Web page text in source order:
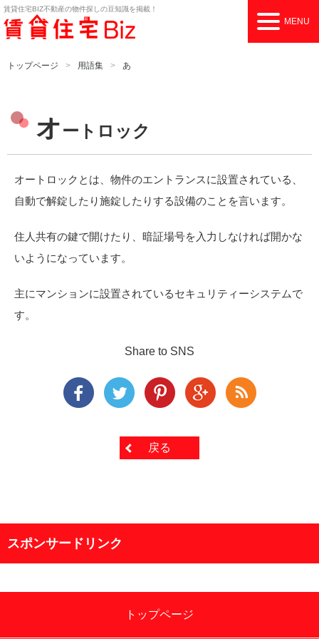
賃貸住宅BIZ不動産の物件探しの豆知識を掲載！
MENU
トップページ 用語集 あ
オートロック
オートロックとは、物件のエントランスに設置されている、
自動で解錠したり施錠したりする設備のことを言います。
住人共有の鍵で開けたり、暗証場号を入力しなければ開かな
いようになっています。
主にマンションに設置されているセキュリティーシステムで
す。
Share to SNS
戻る
スポンサードリンク
トップページ